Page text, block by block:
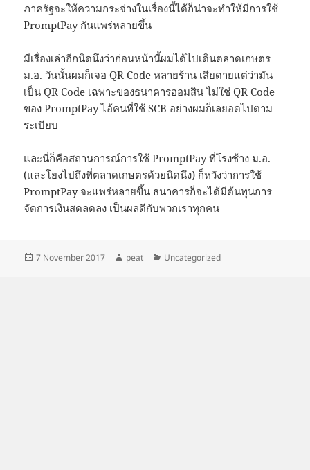
ภาครัฐจะให้ความกระจ่างในเรื่องนี้ได้ก็น่าจะทำให้มีการใช้
PromptPay กันแพร่หลายขึ้น
มีเรื่องเล่าอีกนิดนึงว่าก่อนหน้านี้ผมได้ไปเดินตลาดเกษตร
ม.อ. วันนั้นผมก็เจอ QR Code หลายร้าน เสียดายแต่ว่ามัน
เป็น QR Code เฉพาะของธนาคารออมสิน ไม่ใช่ QR Code
ของ PromptPay ไอ้คนที่ใช้ SCB อย่างผมก็เลยอดไปตาม
ระเบียบ
และนี่ก็คือสถานการณ์การใช้ PromptPay ที่โรงช้าง ม.อ.
(และโยงไปถึงที่ตลาดเกษตรด้วยนิดนึง) ก็หวังว่าการใช้
PromptPay จะแพร่หลายขึ้น ธนาคารก็จะได้มีต้นทุนการ
จัดการเงินสดลดลง เป็นผลดีกับพวกเราทุกคน
Posted
7 November 2017 Author
peat Categories
Uncategorized